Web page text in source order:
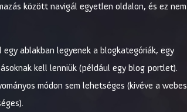
között navigál egyetlen oldalon, és ez nem
ablakban legyenek a blogkategóriák, egy
kell lenniük (például egy blog portlet).
módon sem lehetséges (kivéve a webes